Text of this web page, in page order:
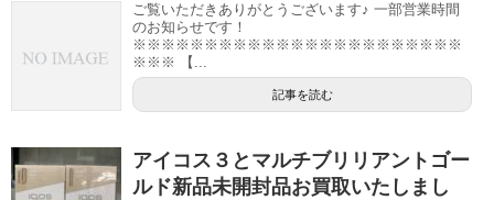
ご覧いただきありがとうございます♪ 一部営業時間
のお知らせです！
※※※※※※※※※※※※※※※※※※※※※※※
※※※ 【...
記事を読む
アイコス３とマルチブリリアントゴー
ルド新品未開封品お買取いたしまし